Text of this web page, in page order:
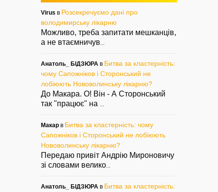
Virus в Розсекречуємо дані про
володимирську лікарню
Можливо, треба запитати мешканців,
а не втаємничув...
Анатоль_ БІДЗЮРА в Битва за кластерність:
чому Сапожніков і Сторонський не
лобіюють Нововолинську лікарню?
До Макара. О! Він - А Сторонський
так "працює" на ...
Макар в Битва за кластерність: чому
Сапожніков і Сторонський не лобіюють
Нововолинську лікарню?
Передаю привіт Андрію Мироновичу
зі словами велико...
Анатоль_ БІДЗЮРА в Битва за кластерність: